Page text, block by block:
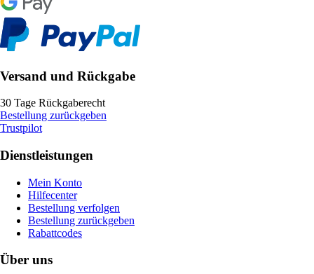
Versand und Rückgabe
30 Tage Rückgaberecht
Bestellung zurückgeben
Trustpilot
Dienstleistungen
Mein Konto
Hilfecenter
Bestellung verfolgen
Bestellung zurückgeben
Rabattcodes
Über uns